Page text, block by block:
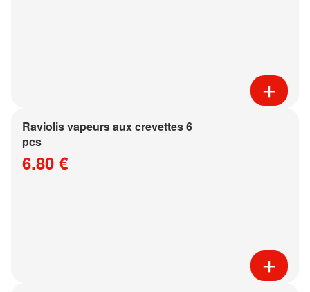
Raviolis vapeurs aux crevettes 6
pcs
6.80 €